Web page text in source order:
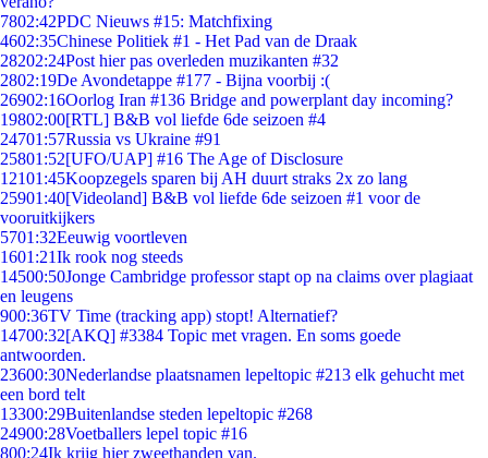
7802:42PDC Nieuws #15: Matchfixing
4602:35Chinese Politiek #1 - Het Pad van de Draak
28202:24Post hier pas overleden muzikanten #32
2802:19De Avondetappe #177 - Bijna voorbij :(
26902:16Oorlog Iran #136 Bridge and powerplant day incoming?
19802:00[RTL] B&B vol liefde 6de seizoen #4
24701:57Russia vs Ukraine #91
25801:52[UFO/UAP] #16 The Age of Disclosure
12101:45Koopzegels sparen bij AH duurt straks 2x zo lang
25901:40[Videoland] B&B vol liefde 6de seizoen #1 voor de
vooruitkijkers
5701:32Eeuwig voortleven
1601:21Ik rook nog steeds
14500:50Jonge Cambridge professor stapt op na claims over plagiaat
en leugens
900:36TV Time (tracking app) stopt! Alternatief?
14700:32[AKQ] #3384 Topic met vragen. En soms goede
antwoorden.
23600:30Nederlandse plaatsnamen lepeltopic #213 elk gehucht met
een bord telt
13300:29Buitenlandse steden lepeltopic #268
24900:28Voetballers lepel topic #16
800:24Ik krijg hier zweethanden van.